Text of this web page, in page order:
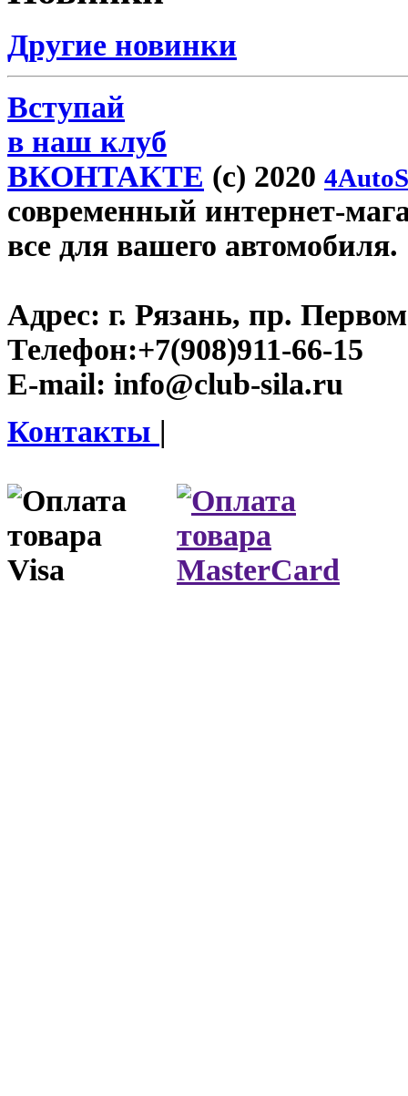
Другие новинки
Вступай
в наш клуб
ВКОНТАКТЕ (c) 2020
современный интернет-
все для вашего автомобиля.
Адрес: г. Рязань, пр.
Телефон:+7(908)911-66-15
E-mail: info@club-sila.ru
Контакты |